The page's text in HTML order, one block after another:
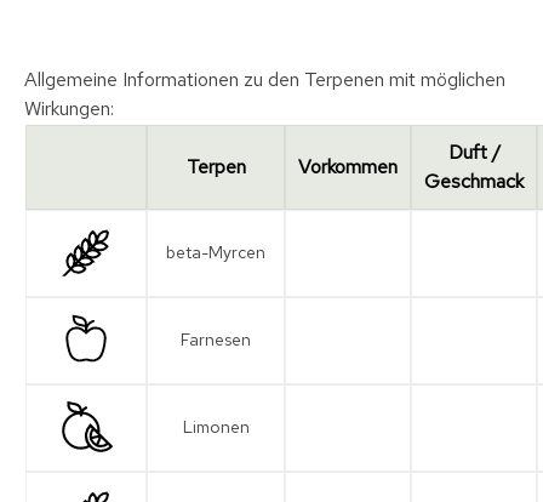
Allgemeine Informationen zu den Terpenen mit möglichen
Wirkungen:
Terpen Vorkommen
Duft /
Geschmack
beta-Myrcen
Farnesen
Limonen